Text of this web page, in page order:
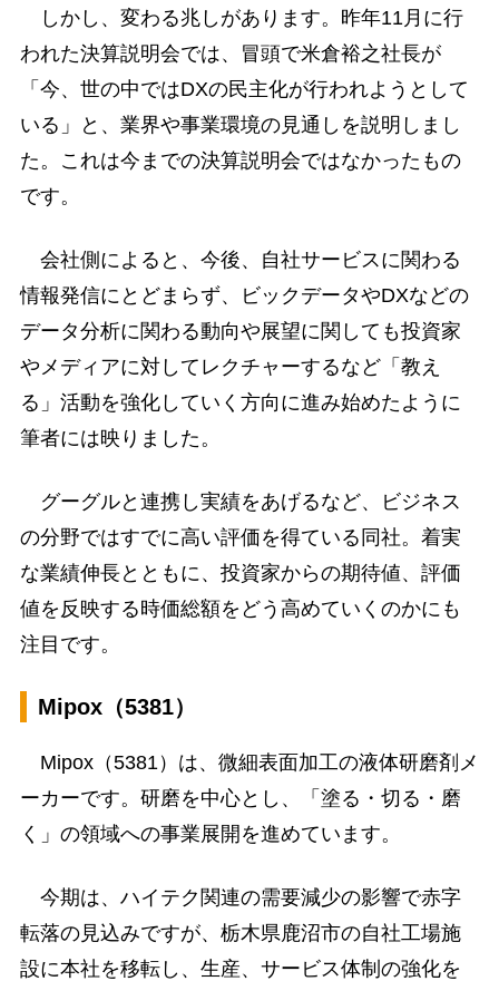
しかし、変わる兆しがあります。昨年11月に行
われた決算説明会では、冒頭で米倉裕之社長が
「今、世の中ではDXの民主化が行われようとして
いる」と、業界や事業環境の見通しを説明しまし
た。これは今までの決算説明会ではなかったもの
です。
会社側によると、今後、自社サービスに関わる
情報発信にとどまらず、ビックデータやDXなどの
データ分析に関わる動向や展望に関しても投資家
やメディアに対してレクチャーするなど「教え
る」活動を強化していく方向に進み始めたように
筆者には映りました。
グーグルと連携し実績をあげるなど、ビジネス
の分野ではすでに高い評価を得ている同社。着実
な業績伸長とともに、投資家からの期待値、評価
値を反映する時価総額をどう高めていくのかにも
注目です。
Mipox（5381）
Mipox（5381）は、微細表面加工の液体研磨剤メ
ーカーです。研磨を中心とし、「塗る・切る・磨
く」の領域への事業展開を進めています。
今期は、ハイテク関連の需要減少の影響で赤字
転落の見込みですが、栃木県鹿沼市の自社工場施
設に本社を移転し、生産、サービス体制の強化を